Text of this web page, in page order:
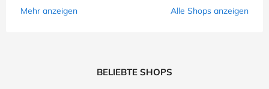
Mehr anzeigen
Alle Shops anzeigen
BELIEBTE SHOPS